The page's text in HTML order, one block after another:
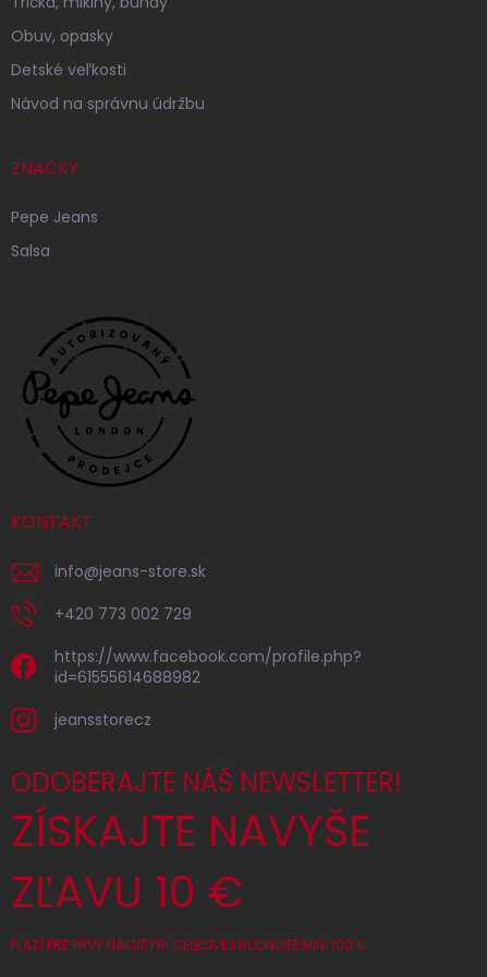
Obuv, opasky
Detské veľkosti
Návod na správnu údržbu
ZNAČKY
Pepe Jeans
Salsa
KONTAKT
info@jeans-store.sk
+420 773 002 729
https://www.facebook.com/profile.php?
id=61555614688982
jeansstorecz
ODOBERAJTE NÁŠ NEWSLETTER!
ZÍSKAJTE NAVYŠE
ZĽAVU 10 €
PLATÍ PRE PRVÝ NÁKUP PRI CELKOVEJ HODNOTE MIN. 100 €